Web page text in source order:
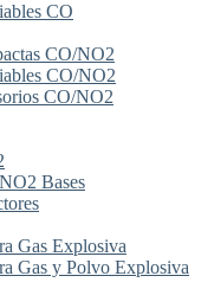
CO
CO/NO2
CO/NO2
CO/NO2
Bases
Gas Explosiva
Gas y Polvo Explosiva